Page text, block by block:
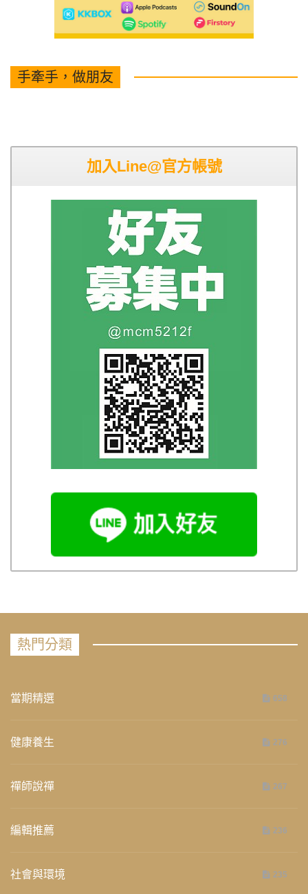
手牽手，做朋友
加入Line@官方帳號
熱門分類
當期精選 658
健康養生 276
禪師說禪 267
編輯推薦 236
社會與環境 235